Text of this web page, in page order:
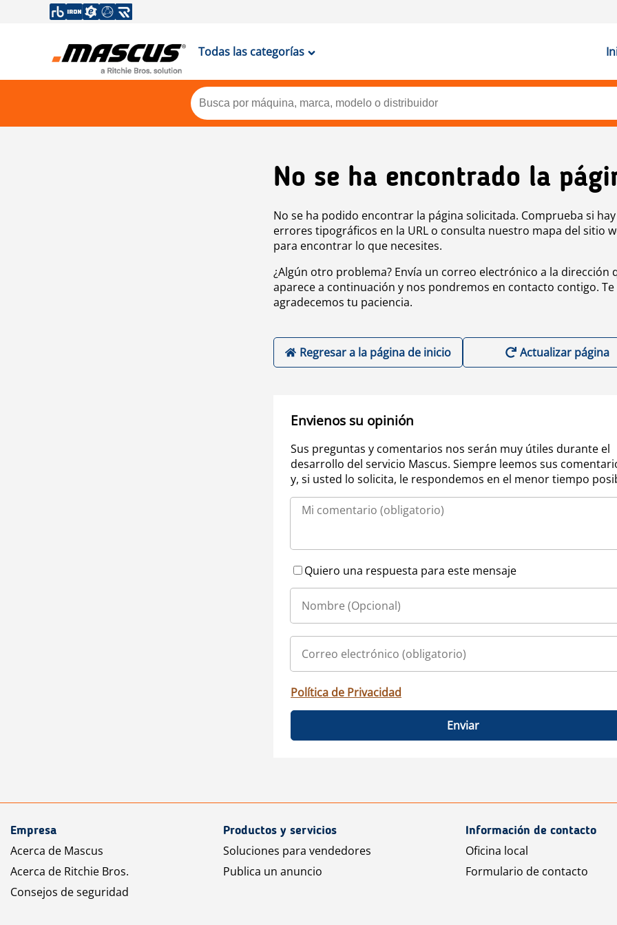
Todas las categorías
No se ha encontrado la
No se ha podido encontrar la página solicitada. Comprueba si hay
errores tipográficos en la URL o consulta nuestro mapa del sitio
para encontrar lo que necesites.
¿Algún otro problema? Envía un correo electrónico a la dirección
aparece a continuación y nos pondremos en contacto contigo. Te
agradecemos tu paciencia.
Regresar a la página de inicio Actualizar página
Envienos su opinión
Sus preguntas y comentarios nos serán muy útiles durante el
desarrollo del servicio Mascus. Siempre leemos sus
y, si usted lo solicita, le respondemos en el menor tiempo
Quiero una respuesta para este mensaje
Política de Privacidad
Enviar
Empresa
Acerca de Mascus
Acerca de Ritchie Bros.
Consejos de seguridad
Productos y servicios
Soluciones para vendedores
Publica un anuncio
Información de contacto
Oficina local
Formulario de contacto